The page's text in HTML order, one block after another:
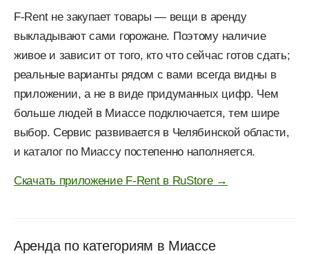
F-Rent не закупает товары — вещи в аренду
выкладывают сами горожане. Поэтому наличие
живое и зависит от того, кто что сейчас готов сдать;
реальные варианты рядом с вами всегда видны в
приложении, а не в виде придуманных цифр. Чем
больше людей в Миассе подключается, тем шире
выбор. Сервис развивается в Челябинской области,
и каталог по Миассу постепенно наполняется.
Скачать приложение F-Rent в RuStore →
Аренда по категориям в Миассе